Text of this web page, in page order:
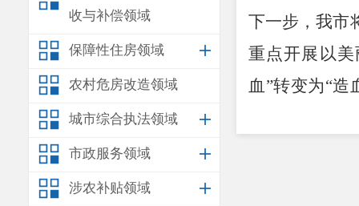
收与补偿领域
保障性住房领域
农村危房改造领域
城市综合执法领域
市政服务领域
涉农补贴领域
下一步，我市
重点开展以
血 ”转变为“造